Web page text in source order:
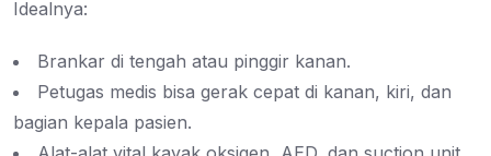
Idealnya:
Brankar di tengah atau pinggir kanan.
Petugas medis bisa gerak cepat di kanan, kiri, dan
bagian kepala pasien.